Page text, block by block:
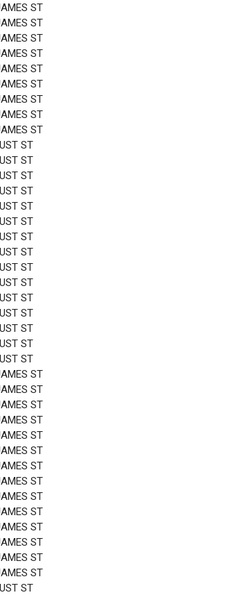
ST
ST
ST
ST
ST
ST
ST
ST
ST
ST
ST
ST
ST
ST
ST
ST
ST
ST
ST
ST
ST
ST
ST
ST
ST
ST
ST
ST
ST
ST
ST
ST
ST
ST
ST
ST
ST
ST
ST